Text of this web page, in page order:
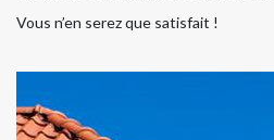
Vous n’en serez que satisfait !